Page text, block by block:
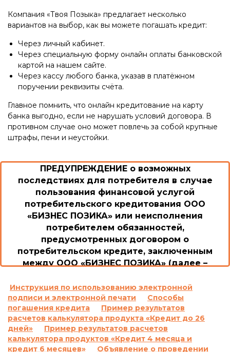
Компания «Твоя Позыка» предлагает несколько
вариантов на выбор, как вы можете погашать кредит:
Через личный кабинет.
Через специальную форму онлайн оплаты банковской
картой на нашем сайте.
Через кассу любого банка, указав в платёжном
поручении реквизиты счёта.
Главное помнить, что онлайн кредитование на карту
банка выгодно, если не нарушать условий договора. В
противном случае оно может повлечь за собой крупные
штрафы, пени и неустойки.
ПРЕДУПРЕЖДЕНИЕ о возможных
последствиях для потребителя в случае
пользования финансовой услугой
потребительского кредитования ООО
«БИЗНЕС ПОЗИКА» или неисполнения
потребителем обязанностей,
предусмотренных договором о
потребительском кредите, заключенным
между ООО «БИЗНЕС ПОЗИКА» (далее –
1. Возможные последствия для потребителя в
случае пользования потребительским
кредитом или невыполнение им обязанностей
согласно договору о потребительском кредите,
включая просрочку выполнения обязательств
по уплате платежей, а также размер неустойки,
Инструкция по использованию электронной
подписи и электронной печати
Способы
погашения кредита
Пример результатов
расчетов калькулятора продукта «Кредит до 26
дней»
Пример результатов расчетов
калькулятора продуктов «Кредит 4 месяца и
кредит 6 месяцев»
Объявление о проведении